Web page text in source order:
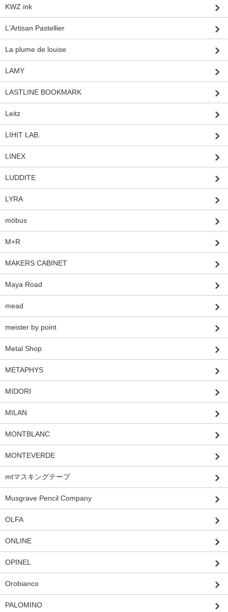
KWZ ink
L'Artisan Pastellier
La plume de louise
LAMY
LASTLINE BOOKMARK
Leitz
LIHIT LAB.
LINEX
LUDDITE
LYRA
möbus
M+R
MAKERS CABINET
Maya Road
mead
meister by point
Metal Shop
METAPHYS
MIDORI
MILAN
MONTBLANC
MONTEVERDE
mtマスキングテープ
Musgrave Pencil Company
OLFA
ONLINE
OPINEL
Orobianco
PALOMINO